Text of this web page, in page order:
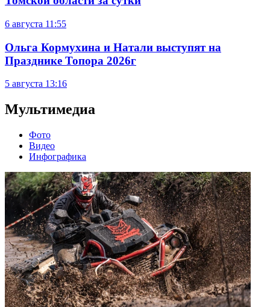
6 августа 11:55
Ольга Кормухина и Натали выступят на
Празднике Топора 2026г
5 августа 13:16
Мультимедиа
Фото
Видео
Инфографика